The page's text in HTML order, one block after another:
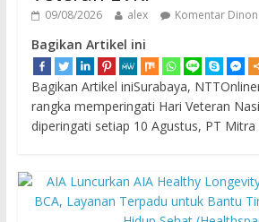
09/08/2026 alex Komentar
Bagikan Artikel ini
Bagikan Artikel iniSurabaya,
rangka memperingati Hari Veteran
diperingati setiap 10 Agustus, PT